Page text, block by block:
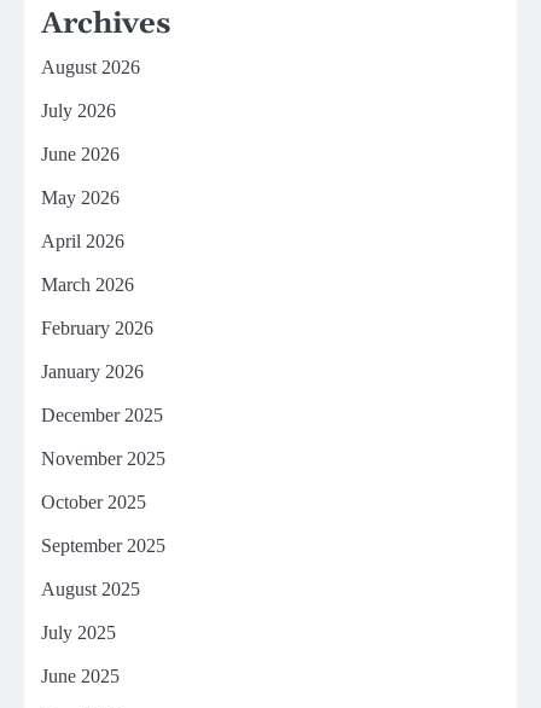
Archives
August 2026
July 2026
June 2026
May 2026
April 2026
March 2026
February 2026
January 2026
December 2025
November 2025
October 2025
September 2025
August 2025
July 2025
June 2025